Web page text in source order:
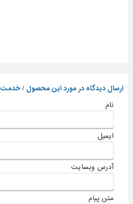
ارسال دیدگاه در مورد این محصول / خدمت
نام
ایمیل
آدرس وبسایت
متن پیام